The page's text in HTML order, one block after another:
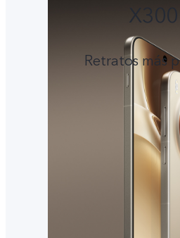
Retratos más